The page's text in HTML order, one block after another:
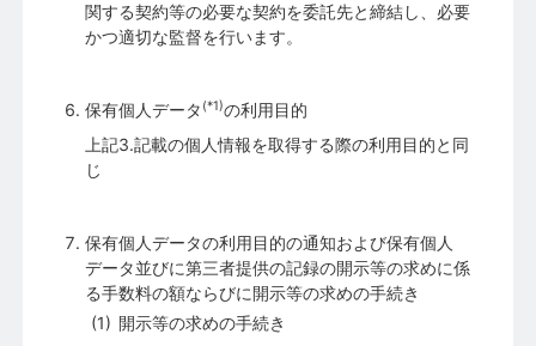
関する契約等の必要な契約を委託先と締結し、必要
かつ適切な監督を行います。
保有個人データ (*1)の利用目的
上記3.記載の個人情報を取得する際の利用目的と同
じ
保有個人データの利用目的の通知および保有個人
データ並びに第三者提供の記録の開示等の求めに係
る手数料の額ならびに開示等の求めの手続き
開示等の求めの手続き